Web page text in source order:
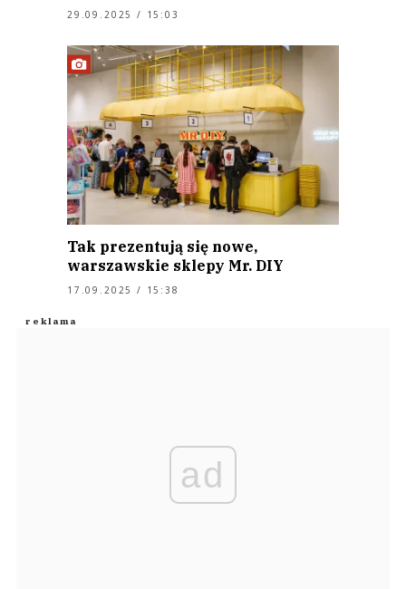
29.09.2025 / 15:03
Tak prezentują się nowe,
warszawskie sklepy Mr. DIY
17.09.2025 / 15:38
ad